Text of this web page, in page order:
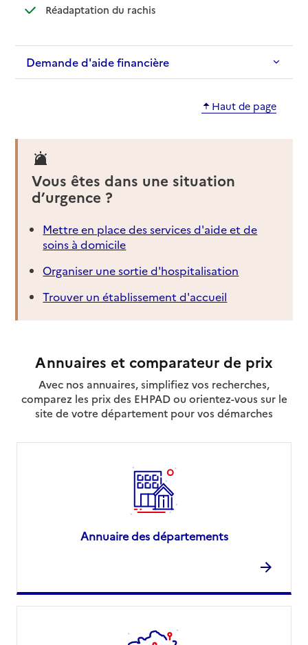
Réadaptation du rachis: disponible
: non disponible
Demande d'aide financière
Haut de page
Vous êtes dans une situation
d’urgence ?
Mettre en place des services d'aide et de
soins à domicile
Organiser une sortie d'hospitalisation
Trouver un établissement d'accueil
Annuaires et comparateur de prix
Avec nos annuaires, simplifiez vos recherches,
comparez les prix des EHPAD ou orientez-vous sur le
site de votre département pour vos démarches
Annuaire des départements